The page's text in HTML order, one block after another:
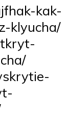
kak-
klyucha/